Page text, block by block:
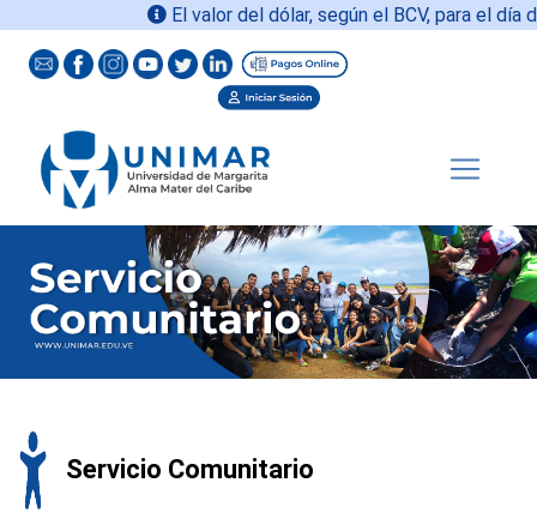
El valor del dólar, según el BCV, para el día
Servicio Comunitario